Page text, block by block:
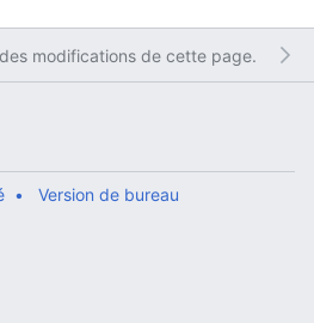
modifications de cette page.
Version de bureau